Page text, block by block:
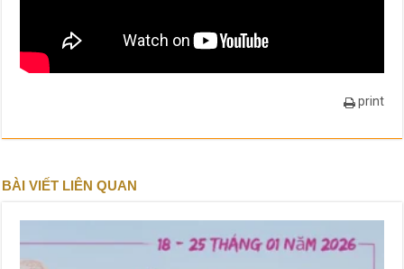
print
BÀI VIẾT LIÊN QUAN